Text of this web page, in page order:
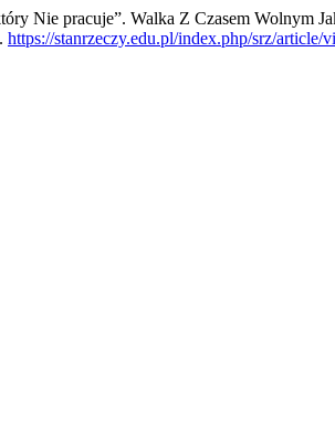
Nie pracuje”. Walka Z Czasem Wolnym
https://stanrzeczy.edu.pl/index.php/srz/article/